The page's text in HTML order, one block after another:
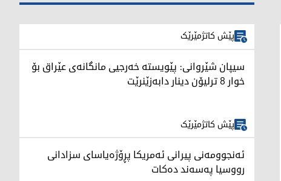
پێش کاتژمێرێک
سیپان شێروانی: پێویستە خەرجیی مانگانەی عێراق بۆ
خوار 8 ترلیۆن دینار دابەزێنرێت
پێش کاتژمێرێک
ئەنجوومەنی پیرانی ئەمریکا پڕۆژەیاسای سزادانی
رووسیا په‌سه‌ند ده‌كات